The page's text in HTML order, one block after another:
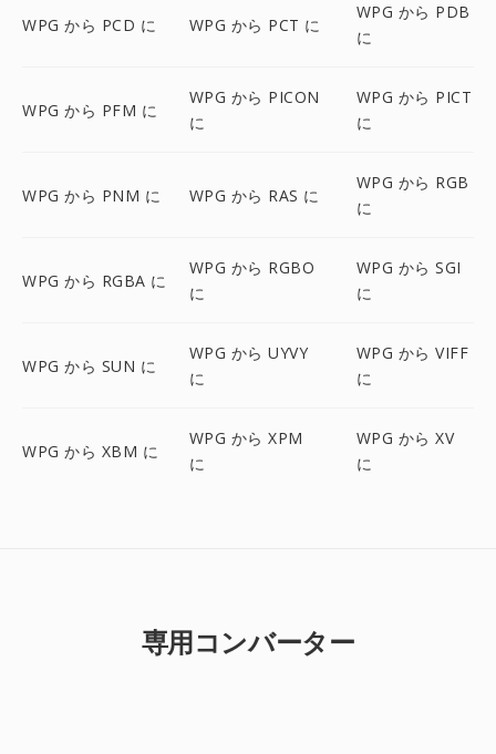
WPG から PCD に WPG から PCT に
WPG から PDB
に
WPG から PFM に
WPG から PICON
に
WPG から PICT
に
WPG から PNM に WPG から RAS に
WPG から RGB
に
WPG から RGBA に
WPG から RGBO
に
WPG から SGI
に
WPG から SUN に
WPG から UYVY
に
WPG から VIFF
に
WPG から XBM に
WPG から XPM
に
WPG から XV
に
専用コンバーター